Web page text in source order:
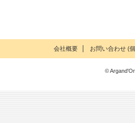
会社概要 お問い合わせ (
©